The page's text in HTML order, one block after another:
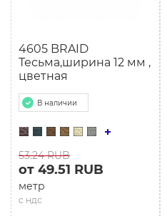
4605 BRAID
Тесьма,ширина 12 мм ,
цветная
В наличии
53.24 RUB
с ндс
от 49.51 RUB
метр